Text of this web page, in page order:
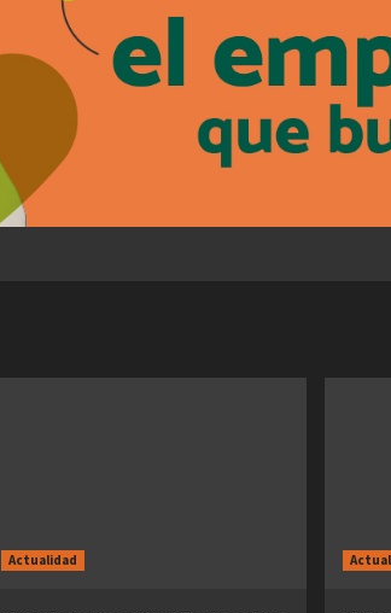
Actualidad